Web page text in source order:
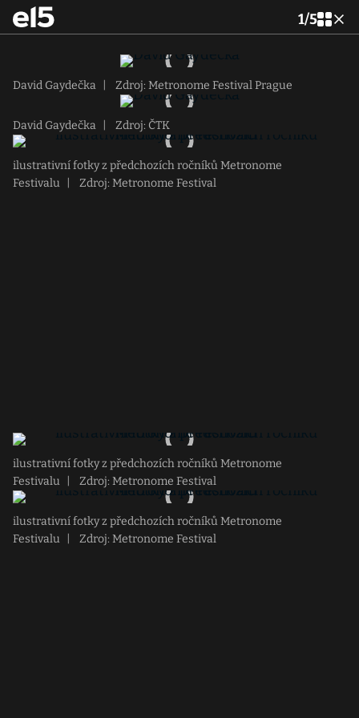
1/5
David Gaydečka Zdroj: Metronome Festival Prague
David Gaydečka Zdroj: ČTK
ilustrativní fotky z předchozích ročníků Metronome
Festivalu
Zdroj: Metronome Festival
ilustrativní fotky z předchozích ročníků Metronome
Festivalu
Zdroj: Metronome Festival
ilustrativní fotky z předchozích ročníků Metronome
Festivalu
Zdroj: Metronome Festival